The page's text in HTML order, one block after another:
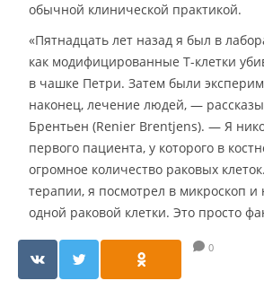
обычной клинической практикой.
«Пятнадцать лет назад я был в
как модифицированные Т-клетки
в чашке Петри. Затем были
наконец, лечение людей, —
Брентьен (Renier Brentjens). — Я
первого пациента, у которого в
огромное количество раковых
терапии, я посмотрел в микроскоп и
одной раковой клетки. Это просто
0